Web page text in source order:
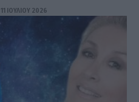
11 ΙΟΥΛΊΟΥ 2026